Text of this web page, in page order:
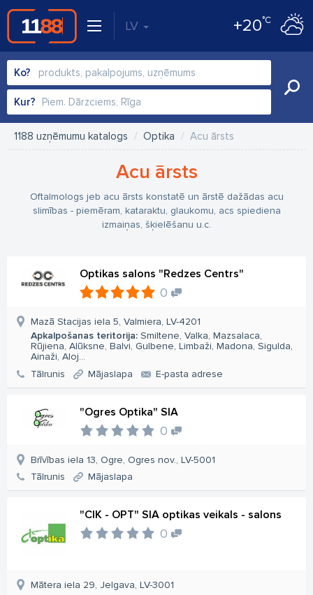
LV +20°C
Ko?
Kur?
1188 uzņēmumu katalogs Optika Acu ārsts
Acu ārsts
Oftalmologs jeb acu ārsts konstatē un ārstē dažādas acu
slimības - piemēram, kataraktu, glaukomu, acs spiediena
izmaiņas, šķielēšanu u.c.
Optikas salons "Redzes Centrs"
0
Mazā Stacijas iela 5, Valmiera, LV-4201
Apkalpošanas teritorija: Smiltene, Valka, Mazsalaca,
Rūjiena, Alūksne, Balvi, Gulbene, Limbaži, Madona, Sigulda,
Ainaži, Aloj...
Tālrunis
Mājaslapa E-pasta adrese
"Ogres Optika" SIA
0
Brīvības iela 13, Ogre, Ogres nov., LV-5001
Tālrunis
Mājaslapa
"CIK - OPT" SIA optikas veikals - salons
0
Mātera iela 29, Jelgava, LV-3001